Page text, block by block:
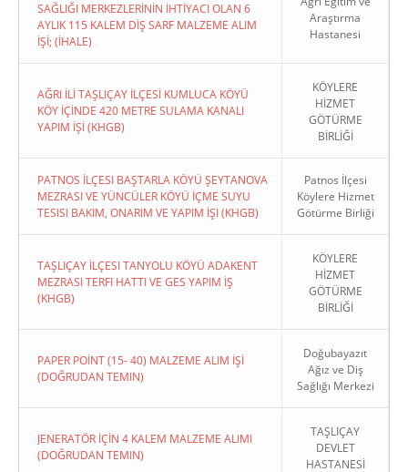
SAĞLIĞI MERKEZLERİNİN İHTİYACI OLAN 6
AYLIK 115 KALEM DİŞ SARF MALZEME ALIM
İŞİ; (İHALE)
Araştırma
Hastanesi
AĞRI İLİ TAŞLIÇAY İLÇESİ KUMLUCA KÖYÜ
KÖY İÇİNDE 420 METRE SULAMA KANALI
YAPIM İŞİ (KHGB)
KÖYLERE
HİZMET
GÖTÜRME
BİRLİĞİ
PATNOS İLÇESI BAŞTARLA KÖYÜ ŞEYTANOVA
MEZRASI VE YÜNCÜLER KÖYÜ İÇME SUYU
TESISI BAKIM, ONARIM VE YAPIM İŞI (KHGB)
Patnos İlçesi
Köylere Hizmet
Götürme Birliği
TAŞLIÇAY İLÇESI TANYOLU KÖYÜ ADAKENT
MEZRASI TERFI HATTI VE GES YAPIM İŞ
(KHGB)
KÖYLERE
HİZMET
GÖTÜRME
BİRLİĞİ
PAPER POİNT (15- 40) MALZEME ALIM İŞİ
(DOĞRUDAN TEMIN)
Doğubayazıt
Ağız ve Diş
Sağlığı Merkezi
JENERATÖR İÇİN 4 KALEM MALZEME ALIMI
(DOĞRUDAN TEMIN)
TAŞLIÇAY
DEVLET
HASTANESİ